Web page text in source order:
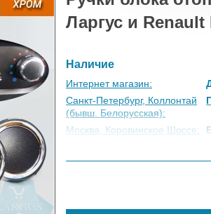
Ларгус и Renault
Наличие
Интернет магазин:
Санкт-Петербург, Коллонтай
(бывш. Белорусская):
Москва, Коровинское Шоссе:
Великий Новгород: